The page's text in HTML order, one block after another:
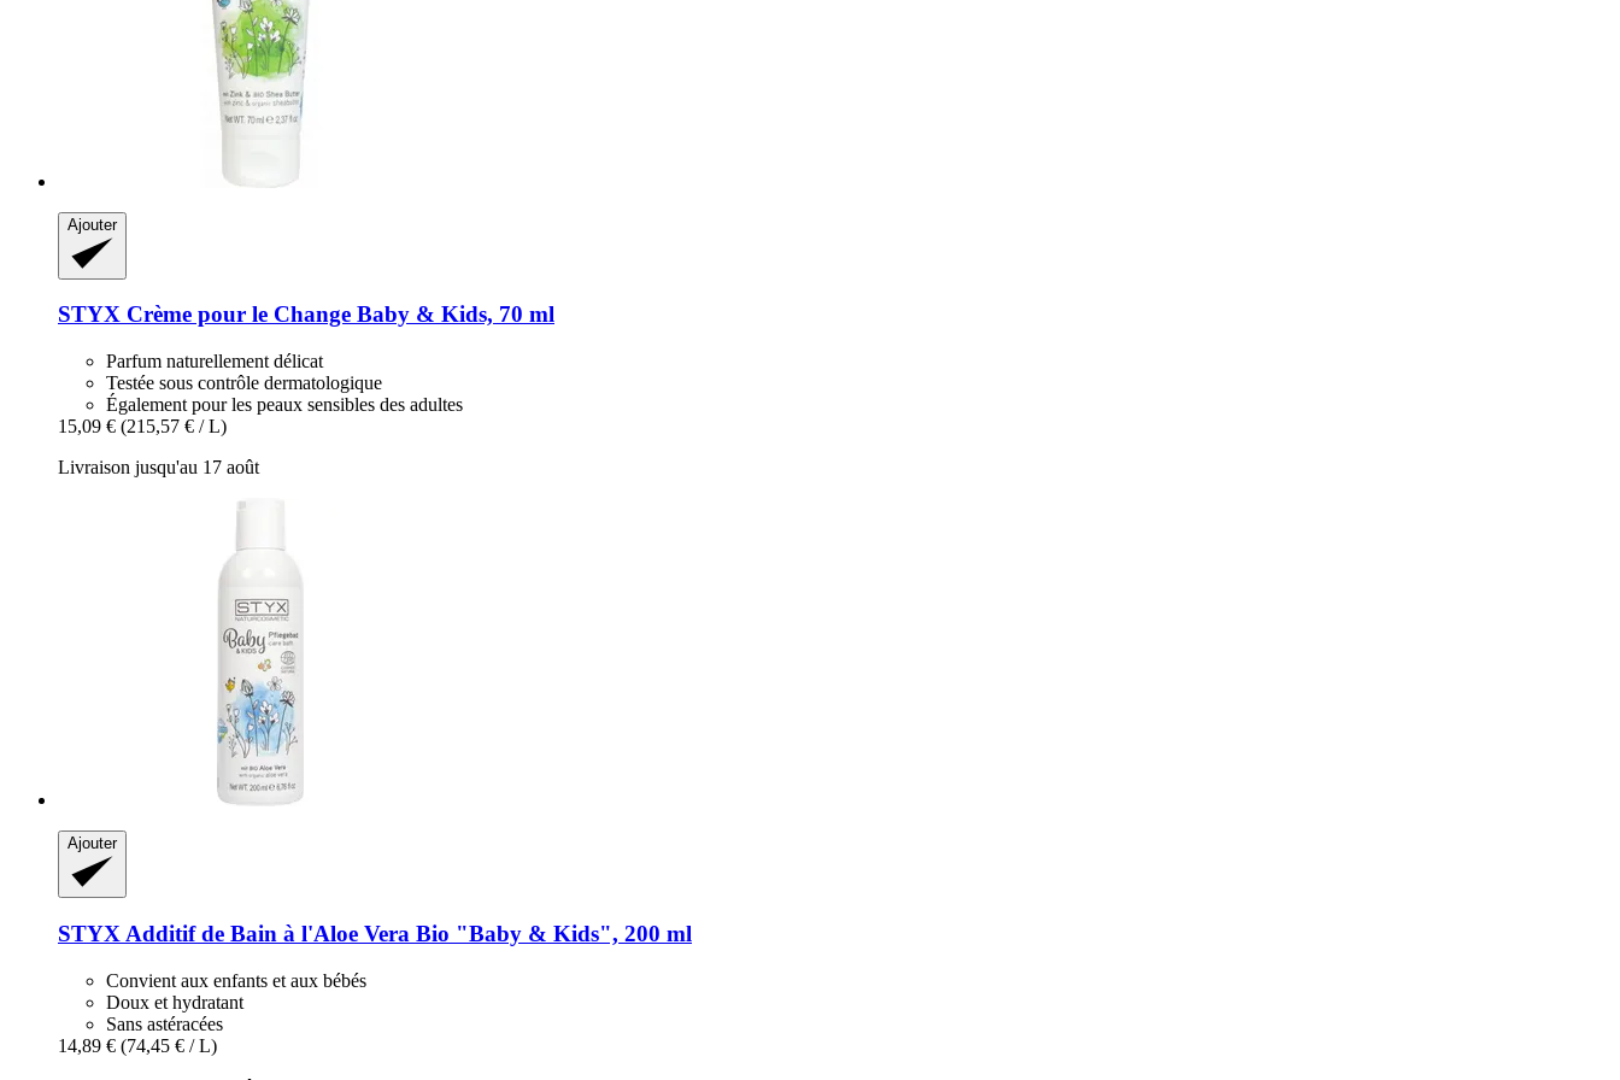
Ajouter
STYX Crème pour le Change Baby & Kids, 70 ml
Parfum naturellement délicat
Testée sous contrôle dermatologique
Également pour les peaux sensibles des adultes
15,09 € (215,57 € / L)
Livraison jusqu'au 17 août
Ajouter
STYX Additif de Bain à l'Aloe Vera Bio "Baby & Kids", 200 ml
Convient aux enfants et aux bébés
Doux et hydratant
Sans astéracées
14,89 € (74,45 € / L)